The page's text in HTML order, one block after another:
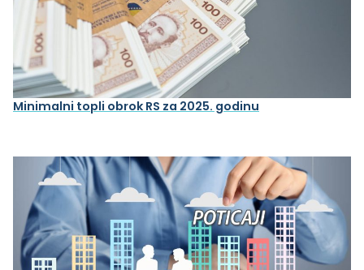
Minimalni topli obrok RS za 2025. godinu